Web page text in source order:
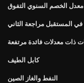
معدل الخصم السنوي التفوق
المستقبل مراجعة الثاني
ذات معدلات فائدة مرتفعة
كابل الطيف
النفط والغاز الصين